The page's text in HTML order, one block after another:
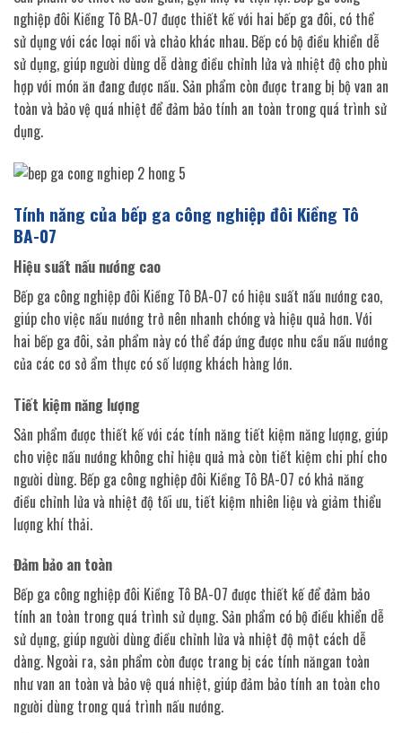
nghiệp đôi Kiềng Tô BA-07 được thiết kế với hai bếp ga đôi, có thể
sử dụng với các loại nồi và chảo khác nhau. Bếp có bộ điều khiển dễ
sử dụng, giúp người dùng dễ dàng điều chỉnh lửa và nhiệt độ cho phù
hợp với món ăn đang được nấu. Sản phẩm còn được trang bị bộ van an
toàn và bảo vệ quá nhiệt để đảm bảo tính an toàn trong quá trình sử
dụng.
Tính năng của bếp ga công nghiệp đôi Kiềng Tô
BA-07
Hiệu suất nấu nướng cao
Bếp ga công nghiệp đôi Kiềng Tô BA-07 có hiệu suất nấu nướng cao,
giúp cho việc nấu nướng trở nên nhanh chóng và hiệu quả hơn. Với
hai bếp ga đôi, sản phẩm này có thể đáp ứng được nhu cầu nấu nướng
của các cơ sở ẩm thực có số lượng khách hàng lớn.
Tiết kiệm năng lượng
Sản phẩm được thiết kế với các tính năng tiết kiệm năng lượng, giúp
cho việc nấu nướng không chỉ hiệu quả mà còn tiết kiệm chi phí cho
người dùng. Bếp ga công nghiệp đôi Kiềng Tô BA-07 có khả năng
điều chỉnh lửa và nhiệt độ tối ưu, tiết kiệm nhiên liệu và giảm thiểu
lượng khí thải.
Đảm bảo an toàn
Bếp ga công nghiệp đôi Kiềng Tô BA-07 được thiết kế để đảm bảo
tính an toàn trong quá trình sử dụng. Sản phẩm có bộ điều khiển dễ
sử dụng, giúp người dùng điều chỉnh lửa và nhiệt độ một cách dễ
dàng. Ngoài ra, sản phẩm còn được trang bị các tính năngan toàn
như van an toàn và bảo vệ quá nhiệt, giúp đảm bảo tính an toàn cho
người dùng trong quá trình nấu nướng.